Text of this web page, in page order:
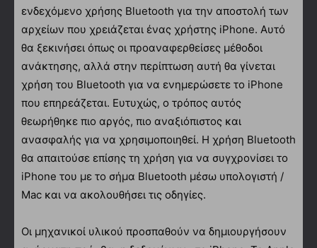
ενδεχόμενο χρήσης Bluetooth για την αποστολή των
αρχείων που χρειάζεται ένας χρήστης iPhone. Αυτό
θα ξεκινήσει όπως οι προαναφερθείσες μέθοδοι
ανάκτησης, αλλά στην περίπτωση αυτή θα γίνεται
χρήση του Bluetooth για να ενημερώσετε το iPhone
που επηρεάζεται. Ευτυχώς, ο τρόπος αυτός
θεωρήθηκε πιο αργός, πιο αναξιόπιστος και
ανασφαλής για να χρησιμοποιηθεί. Η χρήση Bluetooth
θα απαιτούσε επίσης τη χρήση για να συγχρονίσει το
iPhone του με το σήμα Bluetooth μέσω υπολογιστή /
Mac και να ακολουθήσει τις οδηγίες.
Οι μηχανικοί υλικού προσπαθούν να δημιουργήσουν